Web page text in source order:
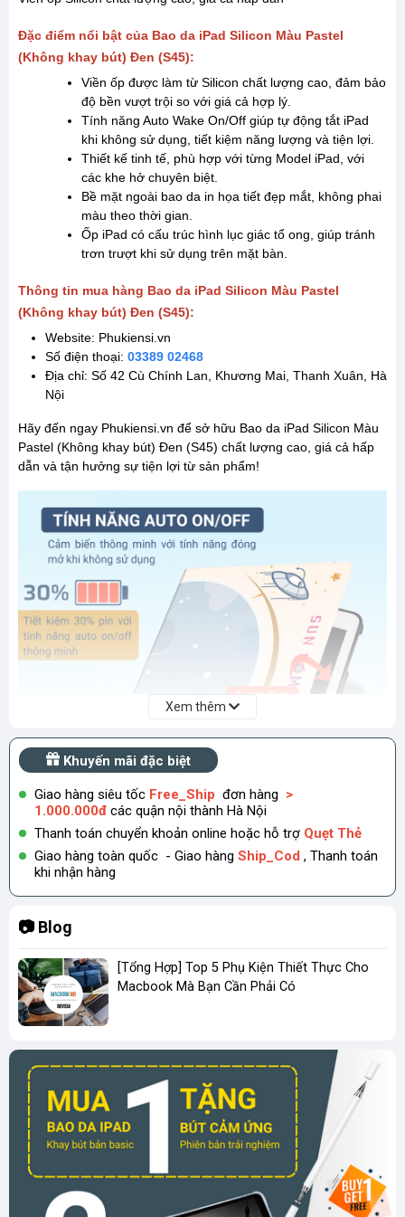
Đặc điểm nổi bật của Bao da iPad Silicon Màu Pastel
(Không khay bút) Đen (S45):
Viền ốp được làm từ Silicon chất lượng cao, đảm bảo
độ bền vượt trội so với giá cả hợp lý.
Tính năng Auto Wake On/Off giúp tự động tắt iPad
khi không sử dụng, tiết kiệm năng lượng và tiện lợi.
Thiết kế tinh tế, phù hợp với từng Model iPad, với
các khe hở chuyên biệt.
Bề mặt ngoài bao da in họa tiết đẹp mắt, không phai
màu theo thời gian.
Ốp iPad có cấu trúc hình lục giác tổ ong, giúp tránh
trơn trượt khi sử dụng trên mặt bàn.
Thông tin mua hàng Bao da iPad Silicon Màu Pastel
(Không khay bút) Đen (S45):
Website: Phukiensi.vn
Số điện thoại: 03389 02468
Địa chỉ: Số 42 Cù Chính Lan, Khương Mai, Thanh Xuân, Hà
Nội
Hãy đến ngay Phukiensi.vn để sở hữu Bao da iPad Silicon Màu
Pastel (Không khay bút) Đen (S45) chất lượng cao, giá cả hấp
dẫn và tận hưởng sự tiện lợi từ sản phẩm!
Xem thêm
Khuyến mãi đặc biệt
Giao hàng siêu tốc Free_Ship đơn hàng >
1.000.000đ các quận nội thành Hà Nội
Thanh toán chuyển khoản online hoặc hỗ trợ Quẹt Thẻ
Giao hàng toàn quốc - Giao hàng Ship_Cod , Thanh toán
khi nhận hàng
📷 Blog
[Tổng Hợp] Top 5 Phụ Kiện Thiết Thực Cho
Macbook Mà Bạn Cần Phải Có